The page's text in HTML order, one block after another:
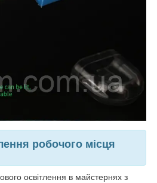
робочого місця
освітлення в майстернях з